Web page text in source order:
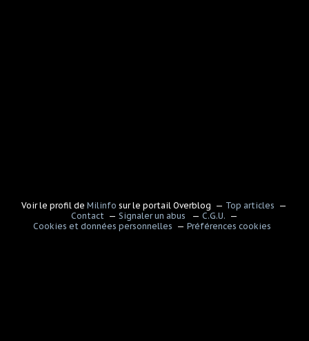
Voir le profil deMilinfo sur le portail Overblog
Top articles
Contact
Signaler un abus
C.G.U.
Cookies et données personnelles
Préférences cookies